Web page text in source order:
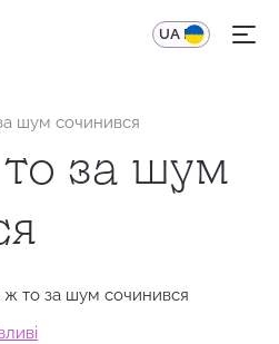
UA EN
шум сочинився
за шум
то за шум сочинився